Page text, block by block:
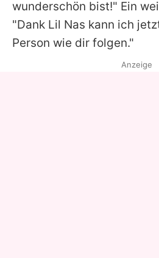
wunderschön bist!" Ein
"Dank Lil Nas kann ich
Person wie dir folgen."
Anzeige